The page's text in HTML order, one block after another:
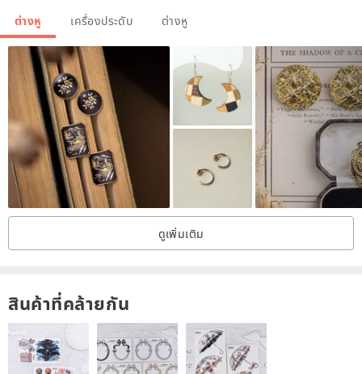
ต่างหู เครื่องประดับ ต่างหู
ดูเพิ่มเติม
สินค้าที่คล้ายกัน